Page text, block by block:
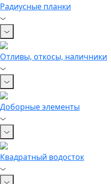
Радиусные планки
Отливы, откосы, наличники
Доборные элементы
Квадратный водосток